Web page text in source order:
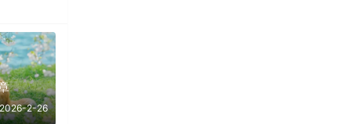
2026-2-26